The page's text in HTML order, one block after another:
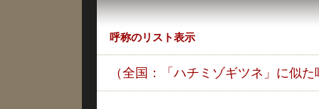
呼称のリスト表示
（全国：「ハチミゾギツネ」に似た